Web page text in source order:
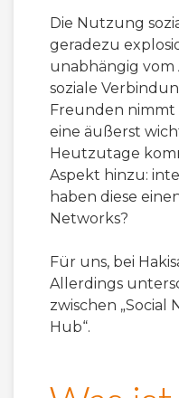
Die Nutzung
geradezu
unabhängig vom
soziale
Freunden nimmt
eine äußerst
Heutzutage
Aspekt hinzu:
haben diese
Networks?
Für uns, bei
Allerdings
zwischen „Social
Hub“.